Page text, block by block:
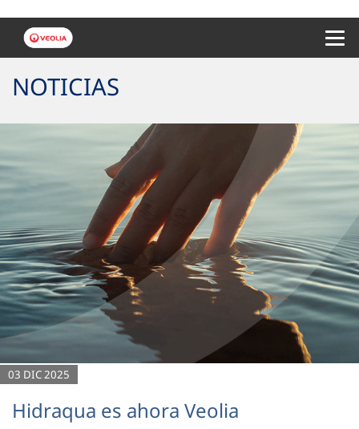
NOTICIAS
03 DIC 2025
Hidraqua es ahora Veolia